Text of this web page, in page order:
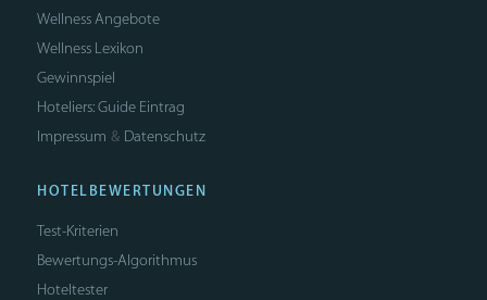
Wellness Angebote
Wellness Lexikon
Gewinnspiel
Hoteliers: Guide Eintrag
Impressum & Datenschutz
HOTELBEWERTUNGEN
Test-Kriterien
Bewertungs-Algorithmus
Hoteltester